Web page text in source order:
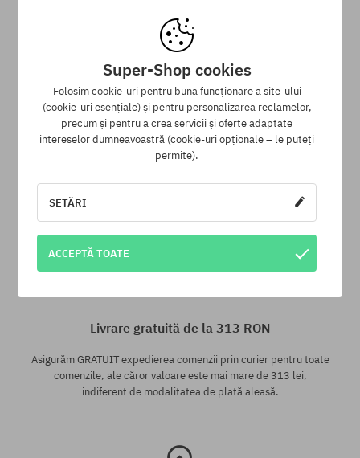
Programul de loialitate SuperClub
SuperClub este programul nostru de loialitate, datorită căruia
pentru produsele fără reducere poți primi în contul tău până la
Livrare gratuită de la 313 RON
Asigurăm GRATUIT expedierea comenzii prin curier pentru toate
comenzile, ale căror valoare este mai mare de 313 lei,
indiferent de modalitatea de plată aleasă.
Super-Shop cookies
Folosim cookie-uri pentru buna funcționare a site-ului
(cookie-uri esențiale) și pentru personalizarea reclamelor,
precum și pentru a crea servicii și oferte adaptate
intereselor dumneavoastră (cookie-uri opționale – le puteți
permite).
SETĂRI
ACCEPTĂ TOATE